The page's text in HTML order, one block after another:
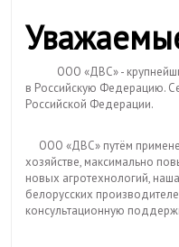
ООО «ДВС» - крупнейший поставщик сельскохозяйственной техники производства Республики Беларусь
в Российскую Федерацию.
Российской Федерации.
ООО «ДВС» путём
хозяйстве, максимально
новых агротехнологий,
белорусских
консультационную